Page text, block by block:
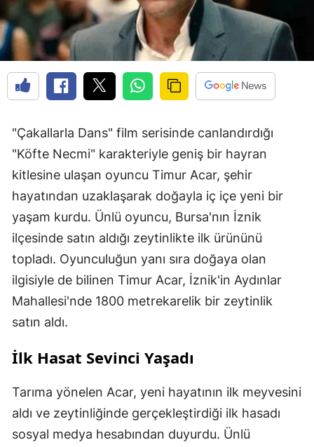
"Çakallarla Dans" film serisinde canlandırdığı
"Köfte Necmi" karakteriyle geniş bir hayran
kitlesine ulaşan oyuncu Timur Acar, şehir
hayatından uzaklaşarak doğayla iç içe yeni bir
yaşam kurdu. Ünlü oyuncu, Bursa'nın İznik
ilçesinde satın aldığı zeytinlikte ilk ürününü
topladı. Oyunculuğun yanı sıra doğaya olan
ilgisiyle de bilinen Timur Acar, İznik'in Aydınlar
Mahallesi'nde 1800 metrekarelik bir zeytinlik
satın aldı.
İlk Hasat Sevinci Yaşadı
Tarıma yönelen Acar, yeni hayatının ilk meyvesini
aldı ve zeytinliğinde gerçekleştirdiği ilk hasadı
sosyal medya hesabından duyurdu. Ünlü